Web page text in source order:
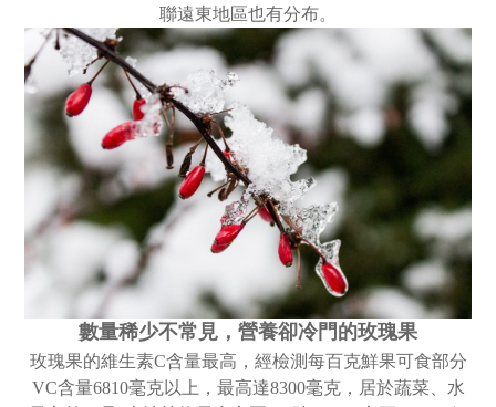
聯遠東地區也有分布。
數量稀少不常見， 營養卻冷門的玫瑰果
玫瑰果的維生素C含量最高，經檢測每百克鮮果可食部分
VC含量6810毫克以上，最高達8300毫克，居於蔬菜、水